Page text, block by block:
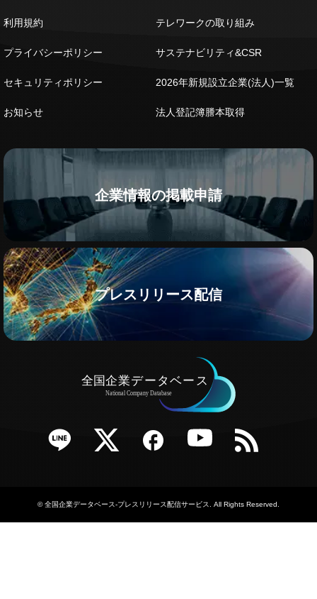
利用規約
プライバシーポリシー
セキュリティポリシー
お知らせ
テレワークの取り組み
サステナビリティ&CSR
2026年新規設立企業(法人)一覧
法人登記簿謄本取得
企業情報の掲載申請
プレスリリース配信
Twitter Facebook YouTube RSS
©全国企業データベース-プレスリリース配信サービス . All Rights Reserved.